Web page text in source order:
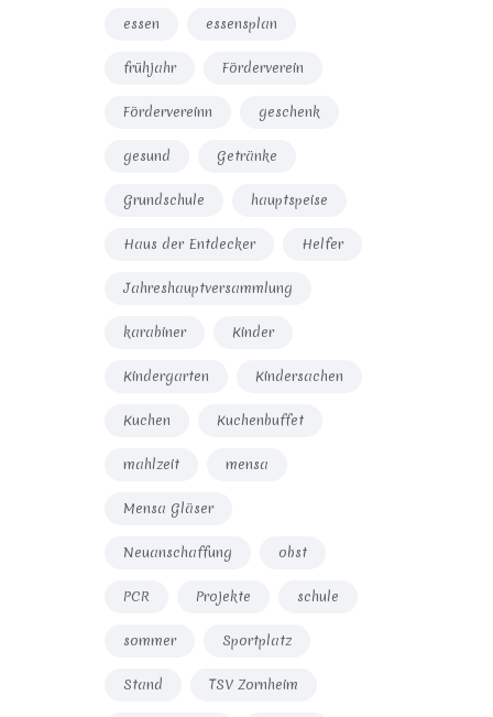
essen essensplan
frühjahr Förderverein
Fördervereinn geschenk
gesund Getränke
Grundschule hauptspeise
Haus der Entdecker Helfer
Jahreshauptversammlung
karabiner Kinder
Kindergarten Kindersachen
Kuchen Kuchenbuffet
mahlzeit mensa
Mensa Gläser
Neuanschaffung obst
PCR Projekte schule
sommer Sportplatz
Stand TSV Zornheim